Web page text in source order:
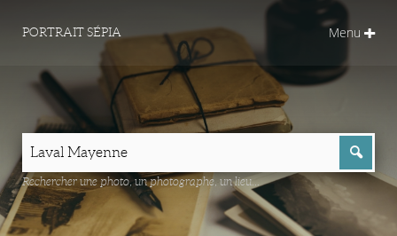
PORTRAIT SÉPIA Menu
Rechercher une photo, un photographe, un lieu...